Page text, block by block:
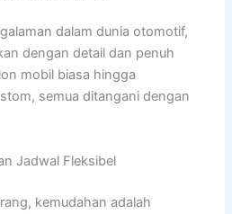
dalam dunia otomotif,
dengan detail dan penuh
mobil biasa hingga
semua ditangani dengan
Jadwal Fleksibel
kemudahan adalah